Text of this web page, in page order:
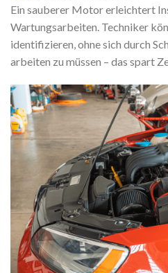
Ein sauberer Motor erleichtert
Wartungsarbeiten. Techniker
identifizieren, ohne sich durch
arbeiten zu müssen – das spart